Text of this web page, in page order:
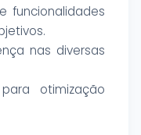
funcionalidades
nas diversas
otimização